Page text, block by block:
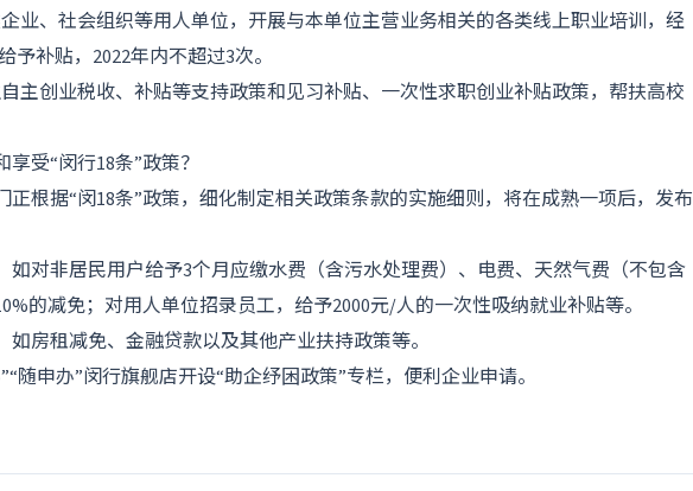
业、社会组织等用人单位，开展与本单位主营业务相关的各类线上职业培训，经
予补贴，2022年内不超过3次。
主创业税收、补贴等支持政策和见习补贴、一次性求职创业补贴政策，帮扶高校
受“闵行18条”政策？
正根据“闵18条”政策，细化制定相关政策条款的实施细则，将在成熟一项后，发布
如对非居民用户给予3个月应缴水费（含污水处理费）、电费、天然气费（不包含
的减免；对用人单位招录员工，给予2000元/人的一次性吸纳就业补贴等。
房租减免、金融贷款以及其他产业扶持政策等。
随申办”闵行旗舰店开设“助企纾困政策”专栏，便利企业申请。